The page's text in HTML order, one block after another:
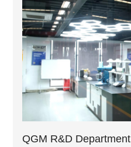
QGM R&D Department